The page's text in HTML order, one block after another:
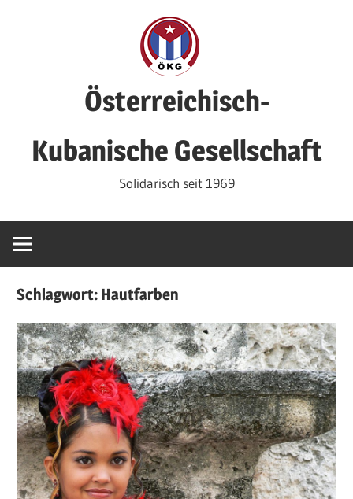
Österreichisch-
Kubanische Gesellschaft
Solidarisch seit 1969
Schlagwort: Hautfarben